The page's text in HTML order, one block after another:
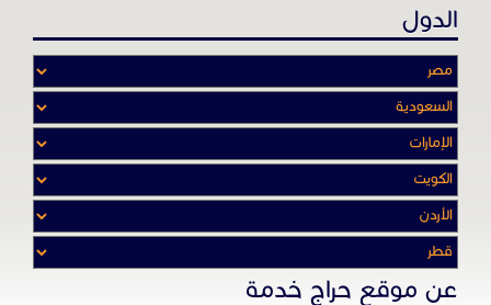
الدول
عن موقع حراج خدمة